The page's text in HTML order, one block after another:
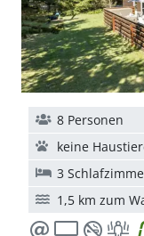
8 Personen
keine
3
1,5 km zum